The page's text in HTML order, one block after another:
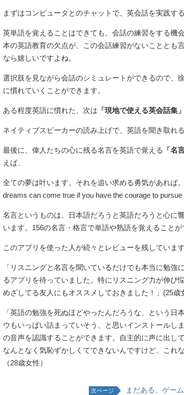
まずはコンピュータとのチャットで、英会話を実践する
英単語を覚えることはできても、会話の練習をする機
本の英語教育の欠点が、この会話練習がないこととも
なら嬉しいですよね。
選択肢を見ながら会話のシミュレートができるので、
に慣れていくことができます。
ある程度英語に慣れた、次は 「現地で使える英会話集」
ネイティブスピーカーの読み上げで、英語を聞き取れ
最後に、偉人たちの心に残る名言を英語で覚える 「名
えば、
全ての夢は叶います。それを追い求める勇気があれば
dreams can come true if you have the courage to pursue
名言というものは、日本語だろうと英語だろうと心に
います。156の名言・格言で単語や熟語を覚えることが
このアプリを使った人が続々とレビューを残しています
「リスニングと名言を聞いているだけでも本当に勉強
るアプリを待っていました。特にリスニング力が伸び
めざしてる友人にもオススメしておきました！」(25歳
「英語の勉強を死ぬほどやったんだろうな、という日
ウもいっぱい詰まっていそう、と思いインストールし
の音声を認識することができます。自主的に声に出し
なんとなく気恥ずかしくてできないんですけど、これ
（28歳女性）
次ページ まだある、ゲー